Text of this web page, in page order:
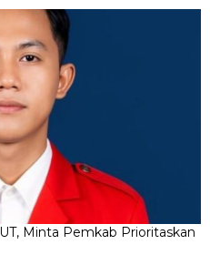
Minta Pemkab Prioritaskan